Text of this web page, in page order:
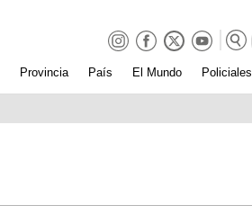
Provincia País El Mundo Policiales